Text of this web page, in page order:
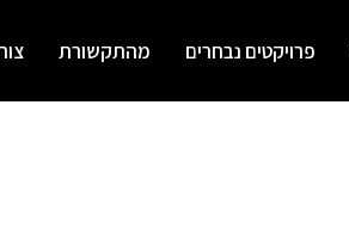
פרויקטים נבחרים מהתקשורת